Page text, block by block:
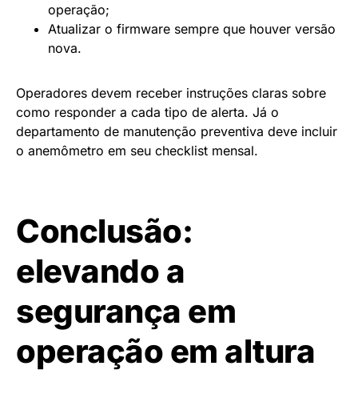
operação;
Atualizar o firmware sempre que houver versão
nova.
Operadores devem receber instruções claras sobre
como responder a cada tipo de alerta. Já o
departamento de manutenção preventiva deve incluir
o anemômetro em seu checklist mensal.
Conclusão:
elevando a
segurança em
operação em altura